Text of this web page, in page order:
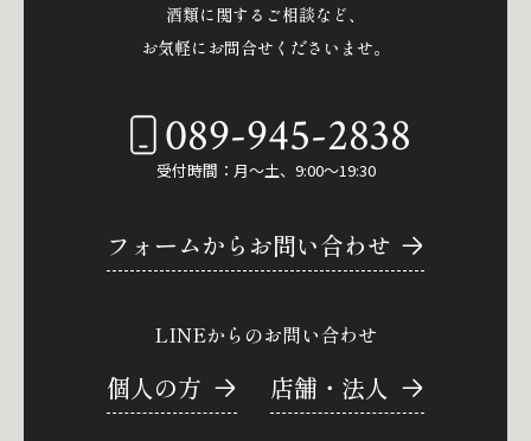
酒類に関するご相談など、
お気軽にお問合せくださいませ。
089-945-2838
受付時間：月～土、9:00～19:30
フォームからお問い合わせ
LINEからのお問い合わせ
個人の方 店舗・法人